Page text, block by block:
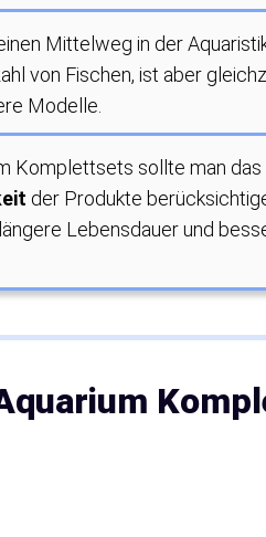
Mittelweg in der
von Fischen, ist aber
Modelle.
Komplettsets sollte man das
der Produkte
Lebensdauer und